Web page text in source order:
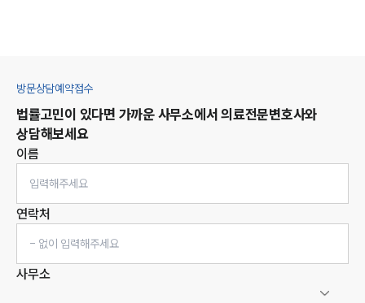
방문상담예약접수
법률고민이 있다면 가까운 사무소에서 의료전문변호사와
상담해보세요
이름
연락처
사무소